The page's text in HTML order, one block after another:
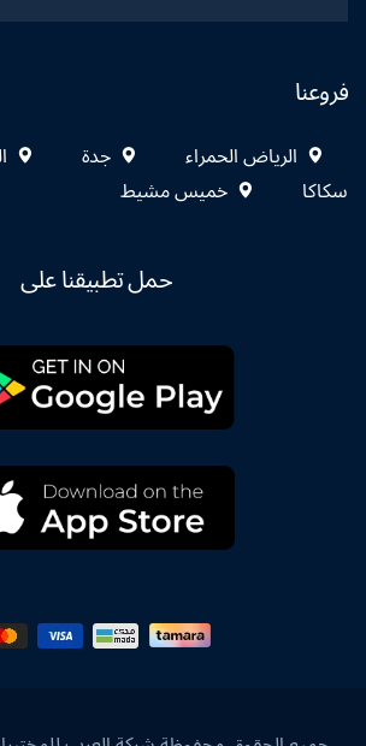
فروعنا
الرياض الحمراء جدة
سكاكا
خميس مشيط
حمل تطبيقنا على